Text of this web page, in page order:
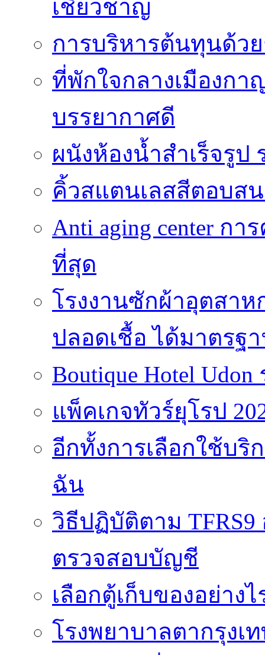
เชี่ยวชาญ
การบริหารต้นทุนด้ว
ที่พักใจกลางเมืองก
บรรยากาศดี
ผนังห้องน้ำสำเร็จรูป
คิ้วสแตนเลสสีตอบส
Anti aging center ก
ที่สุด
โรงงานซักผ้าอุตสา
ปลอดเชื้อ ได้มาตรฐ
Boutique Hotel
แพ็คเกจทัวร์ยุโรป
อีกทั้งการเลือกใช้บริ
ฉัน
วิธีปฏิบัติตาม TFRS9
ตรวจสอบบัญชี
เลือกตู้เก็บของอย่าง
โรงพยาบาลตากรุงเ